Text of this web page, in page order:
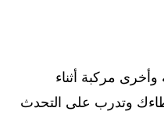
مركبة أثناء
وتدرب على التحدث